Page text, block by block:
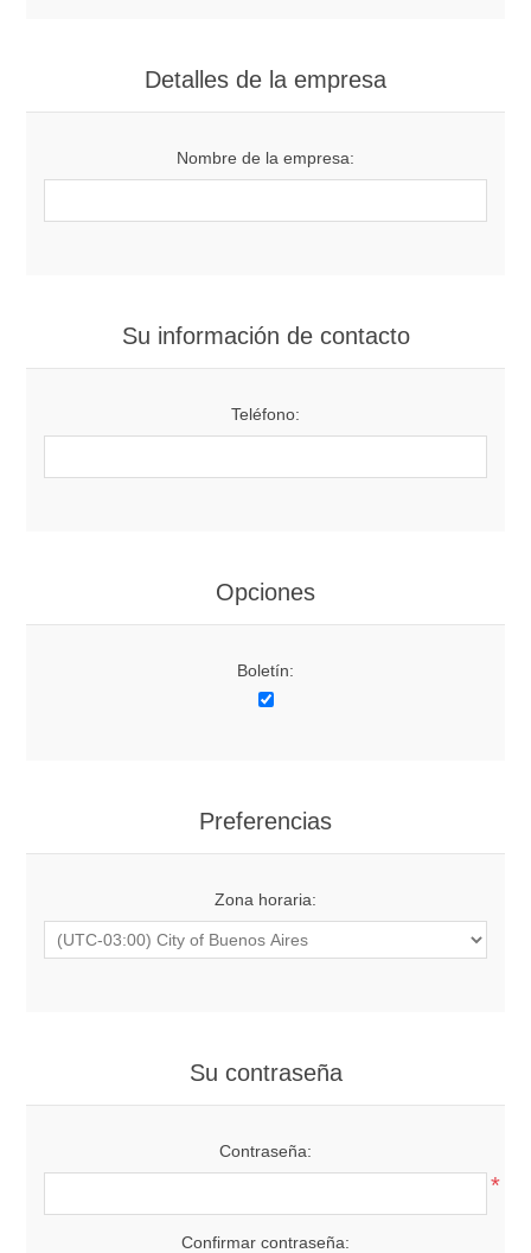
Detalles de la empresa
Nombre de la empresa:
Su información de contacto
Teléfono:
Opciones
Boletín:
Preferencias
Zona horaria:
Su contraseña
Contraseña:
*
Confirmar contraseña: